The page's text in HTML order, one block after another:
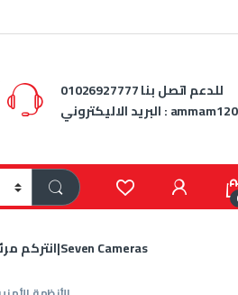
للدعم اتصل بنا01026927777
البريد الاليكتروني :
انتركم من Zhudele Intercom انتركم مرئى 1خط شاشة 7بوصة مقدم الان من|Seven Cameras